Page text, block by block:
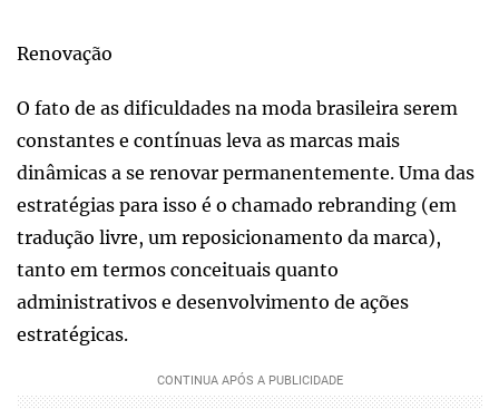
Renovação
O fato de as dificuldades na moda brasileira serem
constantes e contínuas leva as marcas mais
dinâmicas a se renovar permanentemente. Uma das
estratégias para isso é o chamado rebranding (em
tradução livre, um reposicionamento da marca),
tanto em termos conceituais quanto
administrativos e desenvolvimento de ações
estratégicas.